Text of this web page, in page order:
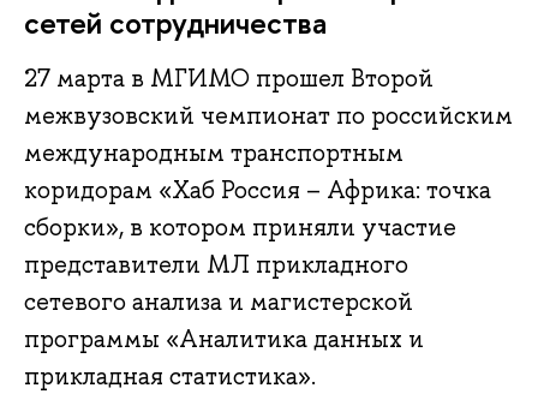
сетей сотрудничества
27 марта в МГИМО прошел Второй
межвузовский чемпионат по российским
международным транспортным
коридорам «Хаб Россия – Африка: точка
сборки», в котором приняли участие
представители МЛ прикладного
сетевого анализа и магистерской
программы «Аналитика данных и
прикладная статистика».